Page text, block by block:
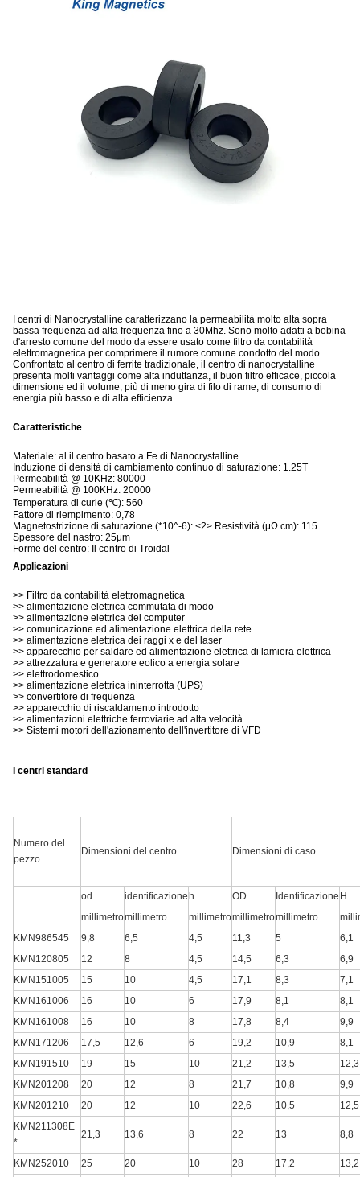
I centri di Nanocrystalline caratterizzano la permeabilità molto alta sopra
bassa frequenza ad alta frequenza fino a 30Mhz. Sono molto adatti a bobina
d'arresto comune del modo da essere usato come filtro da contabilità
elettromagnetica per comprimere il rumore comune condotto del modo.
Confrontato al centro di ferrite tradizionale, il centro di nanocrystalline
presenta molti vantaggi come alta induttanza, il buon filtro efficace, piccola
dimensione ed il volume, più di meno gira di filo di rame, di consumo di
energia più basso e di alta efficienza.
Caratteristiche
Materiale: al il centro basato a Fe di Nanocrystalline
Induzione di densità di cambiamento continuo di saturazione: 1.25T
Permeabilità @ 10KHz: 80000
Permeabilità @ 100KHz: 20000
Temperatura di curie (℃): 560
Fattore di riempimento: 0,78
Magnetostrizione di saturazione (*10^-6): <2> Resistività (μΩ.cm): 115
Spessore del nastro: 25μm
Forme del centro: Il centro di Troidal
Applicazioni
>> Filtro da contabilità elettromagnetica
>> alimentazione elettrica commutata di modo
>> alimentazione elettrica del computer
>> comunicazione ed alimentazione elettrica della rete
>> alimentazione elettrica dei raggi x e del laser
>> apparecchio per saldare ed alimentazione elettrica di lamiera elettrica
>> attrezzatura e generatore eolico a energia solare
>> elettrodomestico
>> alimentazione elettrica ininterrotta (UPS)
>> convertitore di frequenza
>> apparecchio di riscaldamento introdotto
>> alimentazioni elettriche ferroviarie ad alta velocità
>> Sistemi motori dell'azionamento dell'invertitore di VFD
I centri standard
Numero del
pezzo.
Dimensioni del centro Dimensioni di caso
od identificazioneh OD Identificazione H
millimetromillimetro millimetromillimetromillimetro
KMN986545
9,8 6,5 4,5 11,3 5
6,1
KMN120805
12 8 4,5 14,5 6,3
6,9
KMN151005
15 10 4,5 17,1 8,3
7,1
KMN161006
16 10 6 17,9 8,1
8,1
KMN161008
16 10 8 17,8 8,4
9,9
KMN171206
17,5 12,6 6 19,2 10,9
8,1
KMN191510
19 15 10 21,2 13,5
12,3
KMN201208
20 12 8 21,7 10,8
9,9
KMN201210
20 12 10 22,6 10,5
12,5
KMN211308E
*
21,3 13,6 8 22 13 8,8
KMN252010 25 20 10 28 17,2
13,2